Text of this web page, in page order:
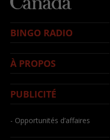
BINGO RADIO
À PROPOS
PUBLICITÉ
- Opportunités d’affaires